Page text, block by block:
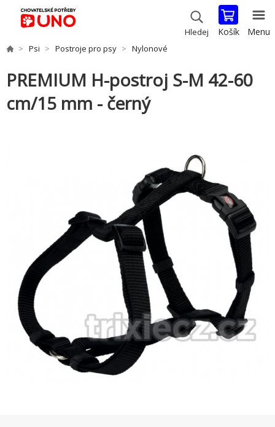
Hledej Košík Menu
Psi Postroje pro psy Nylonové
PREMIUM H-postroj S-M 42-60
cm/15 mm - černý